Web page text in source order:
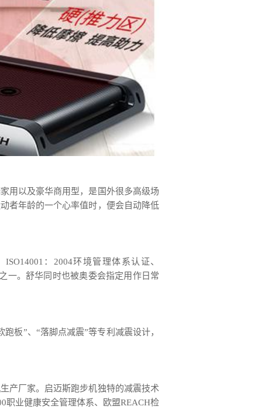
用以及豪华商用型，是国外很多高级场
者年龄的一个心率值时，便会自动降低
：2004环境管理体系认证、
一。舒华同时也被奥委会指定用作日常
板”、“落脚点减震”等专利减震设计，
产厂家。启迈斯跑步机独特的减震技术
职业健康安全管理体系、欧盟REACH检